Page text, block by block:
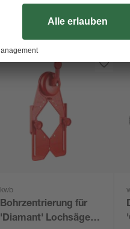
kwb
Bohrzentrierung für
'Diamant' Lochsägen